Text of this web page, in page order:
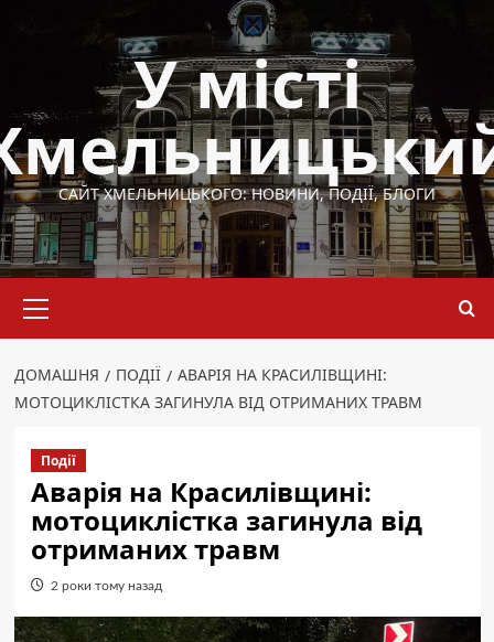
У місті
САЙТ ХМЕЛЬНИЦЬКОГО: НОВИНИ, ПОДІЇ, БЛОГИ
меню
ДОМАШНЯ ПОДІЇ
АВАРІЯ НА КРАСИЛІВЩИНІ:
МОТОЦИКЛІСТКА ЗАГИНУЛА ВІД ОТРИМАНИХ ТРАВМ
Події
Аварія на Красилівщині:
мотоциклістка загинула від
отриманих травм
2 роки тому назад